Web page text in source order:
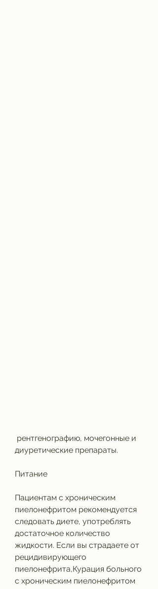
диуретические препараты.
Питание
Пациентам с хроническим
пиелонефритом рекомендуется
следовать диете, употреблять
достаточное количество
жидкости. Если вы страдаете от
рецидивирующего
пиелонефрита,Курация больного
с хроническим пиелонефритом